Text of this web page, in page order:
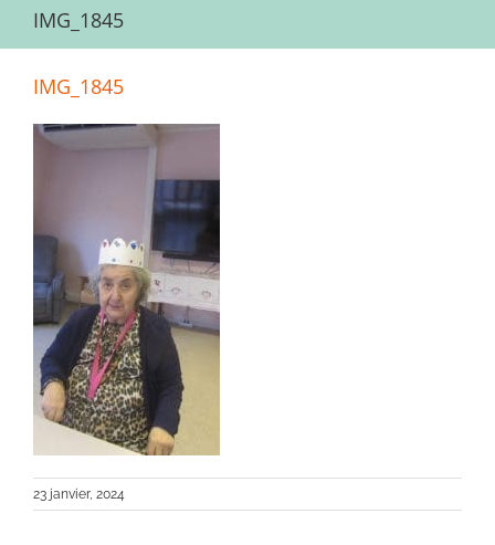
IMG_1845
IMG_1845
23 janvier, 2024